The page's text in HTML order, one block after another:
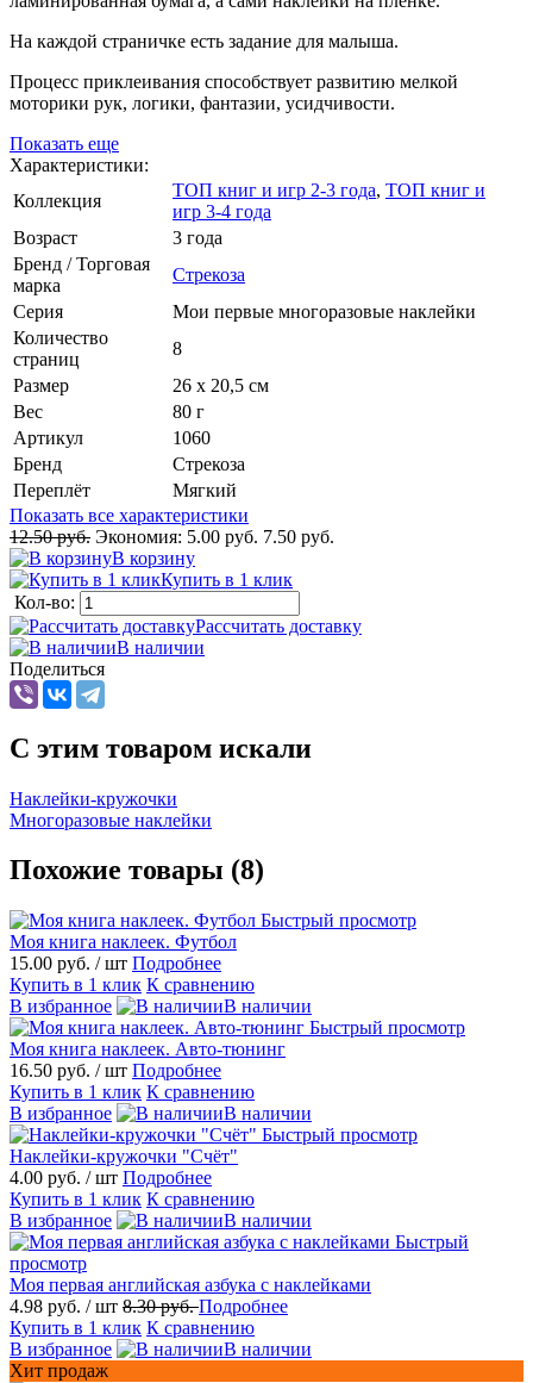
На каждой страничке есть задание для малыша.
Процесс приклеивания способствует развитию мелкой
моторики рук, логики, фантазии, усидчивости.
Показать еще
Характеристики:
Коллекция
ТОП книг и игр 2-3 года, ТОП книг и
игр 3-4 года
Возраст
3 года
Бренд / Торговая
марка
Стрекоза
Серия
Мои первые многоразовые наклейки
Количество
страниц
8
Размер
26 х 20,5 см
Вес
80 г
Артикул
1060
Бренд
Стрекоза
Переплёт
Мягкий
Показать все характеристики
12.50 руб. Экономия: 5.00 руб. 7.50 руб.
В корзину
Купить в 1 клик
Кол-во:
Рассчитать доставку
В наличии
Поделиться
C этим товаром искали
Наклейки-кружочки
Многоразовые наклейки
Похожие товары (8)
Быстрый просмотр
Моя книга наклеек. Футбол
15.00 руб. / шт Подробнее
Купить в 1 клик К сравнению
В избранное
В наличии
Быстрый просмотр
Моя книга наклеек. Авто-тюнинг
16.50 руб. / шт Подробнее
Купить в 1 клик К сравнению
В избранное
В наличии
Быстрый просмотр
Наклейки-кружочки "Счёт"
4.00 руб. / шт Подробнее
Купить в 1 клик К сравнению
В избранное
В наличии
Быстрый
просмотр
Моя первая английская азбука с наклейками
4.98 руб. / шт 8.30 руб.Подробнее
Купить в 1 клик К сравнению
В избранное
В наличии
Хит продаж